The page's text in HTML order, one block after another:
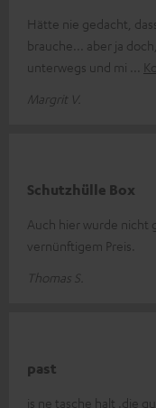
Hätte nie gedacht,
brauche... aber ja
unterwegs und mi
Margrit V.
Schutzhülle Box
Auch hier wurde nicht
vernünftigem Preis.
Thomas S.
past
is ne tasche halt .die